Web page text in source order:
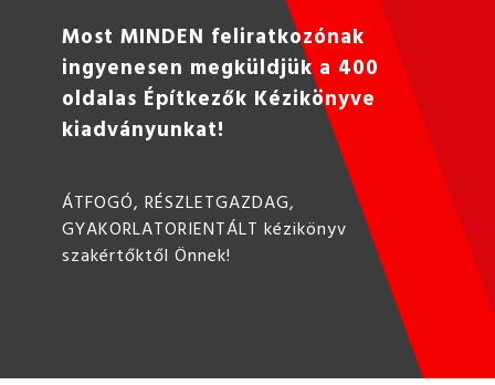
Most MINDEN feliratkozónak
ingyenesen megküldjük a 400
oldalas Építkezők Kézikönyve
kiadványunkat!
ÁTFOGÓ, RÉSZLETGAZDAG,
GYAKORLATORIENTÁLT kézikönyv
szakértőktől Önnek!